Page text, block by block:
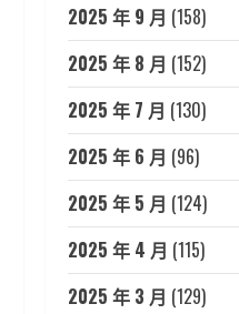
2025 年 9 月 (158)
2025 年 8 月 (152)
2025 年 7 月 (130)
2025 年 6 月 (96)
2025 年 5 月 (124)
2025 年 4 月 (115)
2025 年 3 月 (129)